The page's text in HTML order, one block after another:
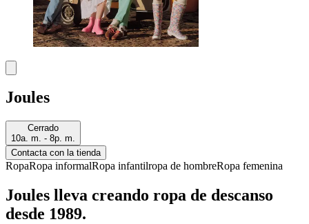
Joules
Cerrado
10a. m. - 8p. m.
Contacta con la tienda
RopaRopa informalRopa infantilropa de hombreRopa femenina
Joules lleva creando ropa de descanso
desde 1989.